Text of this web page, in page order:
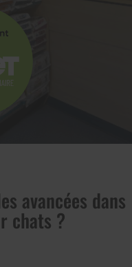
avancées dans
chats ?